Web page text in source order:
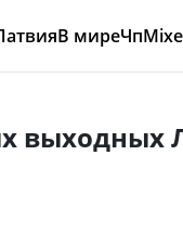
В миреЧп
выходных